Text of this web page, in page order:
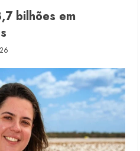
bilhões em